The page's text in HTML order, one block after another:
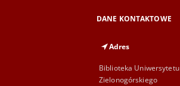
DANE KONTAKTOWE
Adres
Biblioteka Uniwersytetu
Zielonogórskiego